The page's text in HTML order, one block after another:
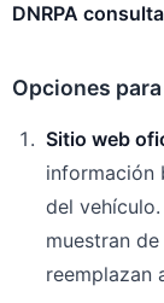
DNRPA
Opciones
Sitio web
información
del
muestran
reemplazan